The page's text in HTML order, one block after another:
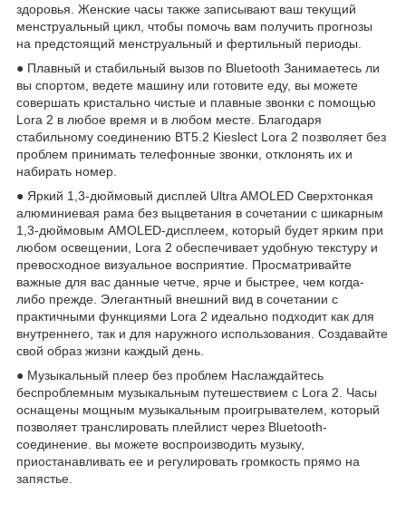
здоровья. Женские часы также записывают ваш текущий
менструальный цикл, чтобы помочь вам получить прогнозы
на предстоящий менструальный и фертильный периоды.
● Плавный и стабильный вызов по Bluetooth Занимаетесь ли
вы спортом, ведете машину или готовите еду, вы можете
совершать кристально чистые и плавные звонки с помощью
Lora 2 в любое время и в любом месте. Благодаря
стабильному соединению BT5.2 Kieslect Lora 2 позволяет без
проблем принимать телефонные звонки, отклонять их и
набирать номер.
● Яркий 1,3-дюймовый дисплей Ultra AMOLED Сверхтонкая
алюминиевая рама без выцветания в сочетании с шикарным
1,3-дюймовым AMOLED-дисплеем, который будет ярким при
любом освещении, Lora 2 обеспечивает удобную текстуру и
превосходное визуальное восприятие. Просматривайте
важные для вас данные четче, ярче и быстрее, чем когда-
либо прежде. Элегантный внешний вид в сочетании с
практичными функциями Lora 2 идеально подходит как для
внутреннего, так и для наружного использования. Создавайте
свой образ жизни каждый день.
● Музыкальный плеер без проблем Наслаждайтесь
беспроблемным музыкальным путешествием с Lora 2. Часы
оснащены мощным музыкальным проигрывателем, который
позволяет транслировать плейлист через Bluetooth-
соединение. вы можете воспроизводить музыку,
приостанавливать ее и регулировать громкость прямо на
запястье.